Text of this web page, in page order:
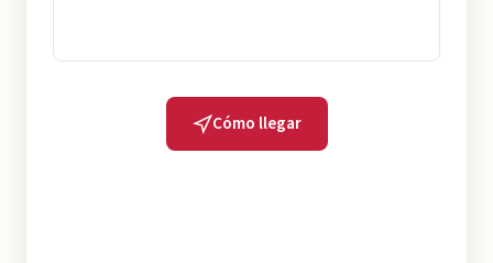
Cómo llegar